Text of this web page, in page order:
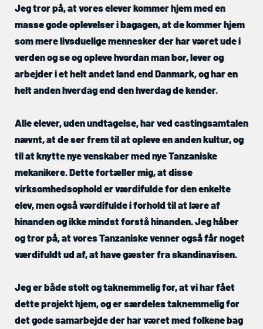
Jeg tror på, at vores elever kommer hjem med en
masse gode oplevelser i bagagen, at de kommer hjem
som mere livsduelige mennesker der har været ude i
verden og se og opleve hvordan man bor, lever og
arbejder i et helt andet land end Danmark, og har en
helt anden hverdag end den hverdag de kender.
Alle elever, uden undtagelse, har ved castingsamtalen
nævnt, at de ser frem til at opleve en anden kultur, og
til at knytte nye venskaber med nye Tanzaniske
mekanikere. Dette fortæller mig, at disse
virksomhedsophold er værdifulde for den enkelte
elev, men også værdifulde i forhold til at lære af
hinanden og ikke mindst forstå hinanden. Jeg håber
og tror på, at vores Tanzaniske venner også får noget
værdifuldt ud af, at have gæster fra skandinavisen.
Jeg er både stolt og taknemmelig for, at vi har fået
dette projekt hjem, og er særdeles taknemmelig for
det gode samarbejde der har været med folkene bag